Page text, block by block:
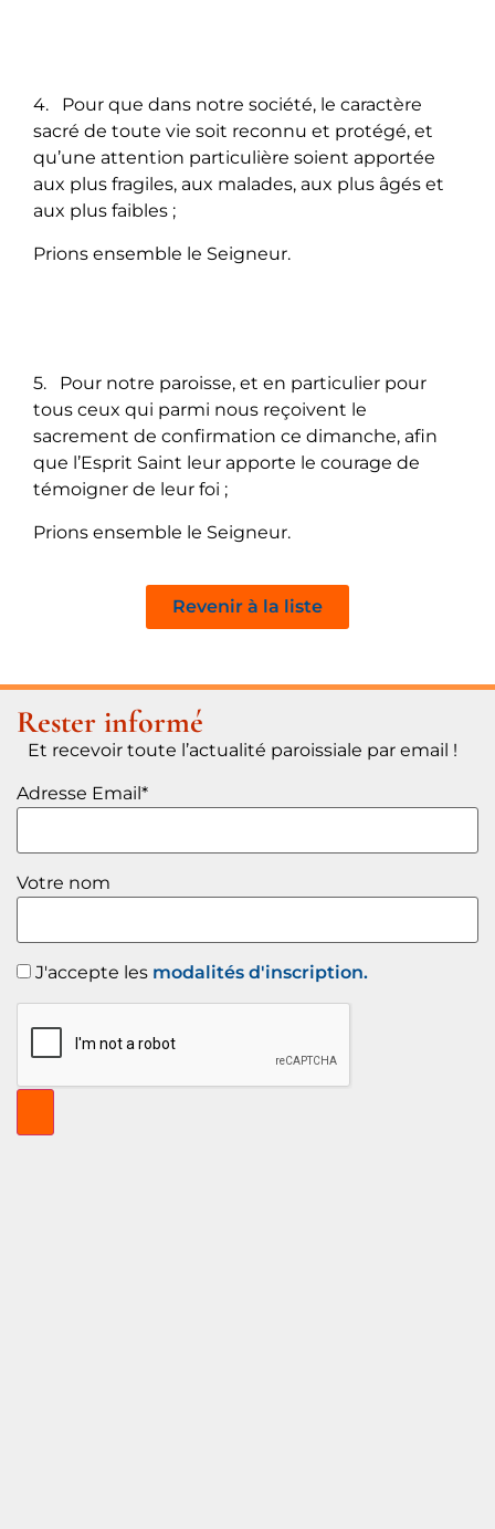
4. Pour que dans notre société, le caractère
sacré de toute vie soit reconnu et protégé, et
qu’une attention particulière soient apportée
aux plus fragiles, aux malades, aux plus âgés et
aux plus faibles ;
Prions ensemble le Seigneur.
5. Pour notre paroisse, et en particulier pour
tous ceux qui parmi nous reçoivent le
sacrement de confirmation ce dimanche, afin
que l’Esprit Saint leur apporte le courage de
témoigner de leur foi ;
Prions ensemble le Seigneur.
Revenir à la liste
Rester informé
Et recevoir toute l’actualité paroissiale par email !
Adresse Email*
Votre nom
J'accepte les modalités d'inscription.